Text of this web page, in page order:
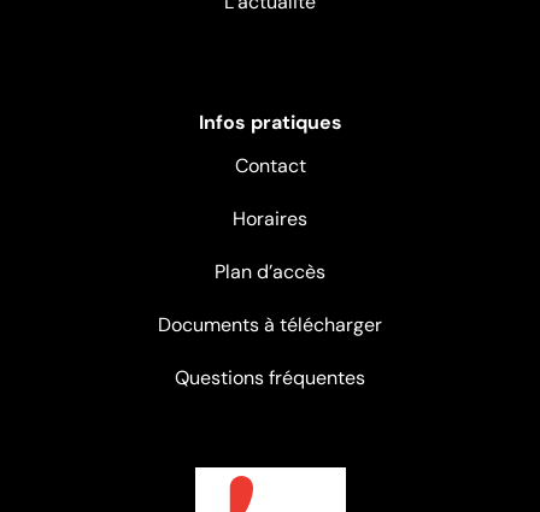
Infos pratiques
Contact
Horaires
Plan d’accès
Documents à télécharger
Questions fréquentes